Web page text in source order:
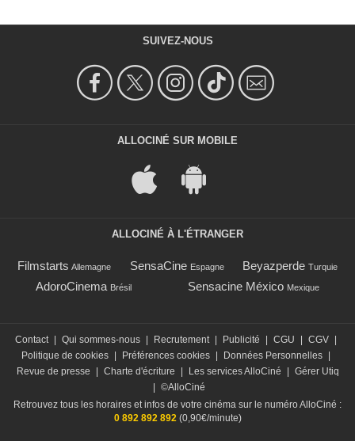
SUIVEZ-NOUS
ALLOCINÉ SUR MOBILE
ALLOCINÉ À L'ÉTRANGER
Filmstarts Allemagne SensaCine Espagne Beyazperde Turquie
AdoroCinema Brésil Sensacine México Mexique
Contact Qui sommes-nous Recrutement Publicité CGU CGV
Politique de cookies
Préférences cookies Données Personnelles
Revue de presse
Charte d'écriture Les services AlloCiné
Gérer Utiq
©AlloCiné
Retrouvez tous les horaires et infos de votre cinéma sur le numéro AlloCiné :
0 892 892 892(0,90€/minute)